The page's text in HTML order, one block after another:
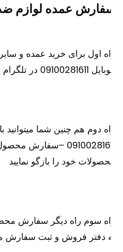
عمده لوازم ضد
اول برای خرید عمده و سایر
در تلگرام یا واتس آپ پیام دهید.
دوم هم چنین شما میتوانید با
09100281611 –سفارش
خود را بازگو نمایید
سوم راه دیگر سفارش
دفتر فروش و ثبت سفارش